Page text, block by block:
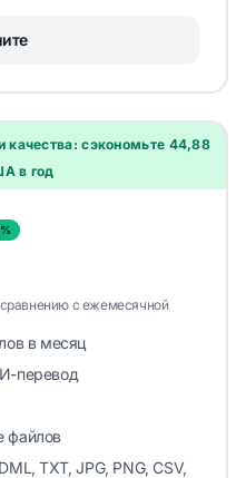
сэкономьте 44,88
в год
с ежемесячной
в месяц
перевод
файлов
TXT, JPG, PNG, CSV,